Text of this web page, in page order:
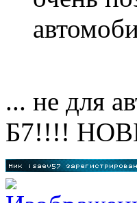
... не для
Б7!!!!